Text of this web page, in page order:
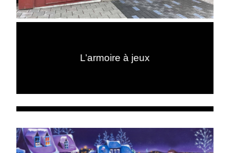
L’armoire à jeux